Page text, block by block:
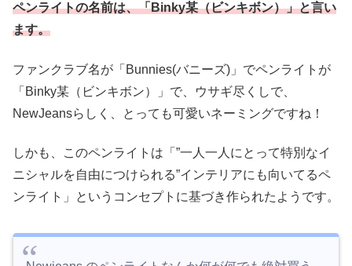
ペンライトの名前は、「Binky某（ビンキボン）」と言い
ます。
ファンクラブ名が「Bunnies(バニーズ)」でペンライトが
「Binky某（ビンキボン）」で、ウサギ尽くしで、
NewJeansらしく、とっても可愛いネーミングですね！
しかも、このペンライトは「”一人一人にとって特別なイ
ニシャルを自由につけられる”インテリアにも向いてるペ
ンライト」というコンセプトに基づき作られたようです。